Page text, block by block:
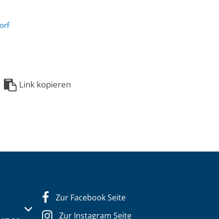
Link kopieren
oder Schließzeiten auszublenden
Zur Facebook Seite
Zur Instagram Seite